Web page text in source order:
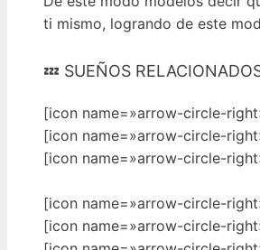
ti mismo, logrando de este
💤 SUEÑOS
[icon name=»arrow-circle-
[icon name=»arrow-circle-
[icon name=»arrow-circle-
[icon name=»arrow-circle-
[icon name=»arrow-circle-